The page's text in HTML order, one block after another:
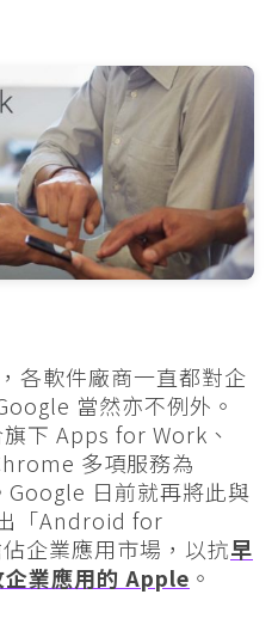
各軟件廠商一直都對企
當然亦不例外。
下 Apps for Work、
多項服務為
Google 日前就再將此與
「Android for
企業應用市場，以抗早
業應用的 Apple 。